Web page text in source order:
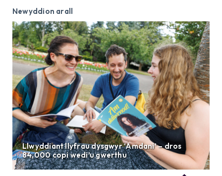
Newyddion arall
Llwyddiant llyfrau dysgwyr ‘Amdani’ – dros
84,000 copi wedi’u gwerthu